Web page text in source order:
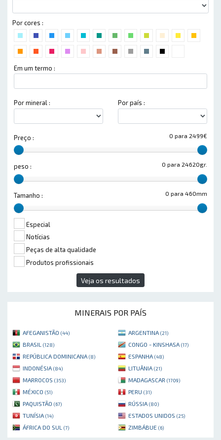
Por cores :
Em um termo :
Por mineral : Por país :
0 para 2499€
Preço :
0 para 24620gr.
peso :
0 para 460mm
Tamanho :
Especial
Notícias
Peças de alta qualidade
Produtos profissionais
Veja os resultados
MINERAIS POR PAÍS
AFEGANISTÃO (44) ARGENTINA (21)
BRASIL (128) CONGO - KINSHASA (17)
REPÚBLICA DOMINICANA (8) ESPANHA (48)
INDONÉSIA (84) LITUÂNIA (21)
MARROCOS (353) MADAGASCAR (1709)
MÉXICO (51) PERU (31)
PAQUISTÃO (67) RÚSSIA (80)
TUNÍSIA (14) ESTADOS UNIDOS (25)
ÁFRICA DO SUL (7) ZIMBÁBUE (6)